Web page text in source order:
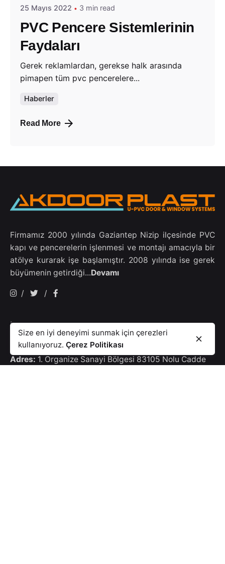
25 Mayıs 2022 3 min read
PVC Pencere Sistemlerinin
Faydaları
Gerek reklamlardan, gerekse halk arasında
pimapen tüm pvc pencerelere...
Haberler
Read More
Firmamız 2000 yılında Gaziantep Nizip ilçesinde PVC
kapı ve pencerelerin işlenmesi ve montajı amacıyla bir
atölye kurarak işe başlamıştır. 2008 yılında ise gerek
büyümenin getirdiği...Devamı
/ /
İletişim
Akoorplast PVC San. Tic. A.Ş.
Adres: 1. Organize Sanayi Bölgesi 83105 Nolu Cadde
Size en iyi deneyimi sunmak için çerezleri
kullanıyoruz. Çerez Politikası